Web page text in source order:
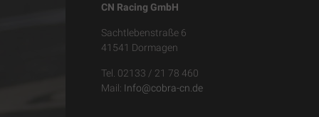
CN Racing GmbH
Sachtlebenstraße 6
41541 Dormagen
Tel. 02133 / 21 78 460
Mail: Info@cobra-cn.de